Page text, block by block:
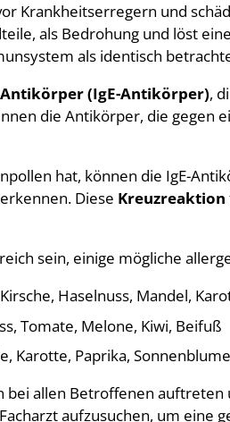
Krankheitserregern und
als Bedrohung und löst
als identisch
(IgE-Antikörper),
die Antikörper, die
hat, können die IgE-
Diese Kreuzreaktion
sein, einige mögliche
Haselnuss, Mandel,
Tomate, Melone, Kiwi, Beifuß
Karotte, Paprika,
bei allen Betroffenen
aufzusuchen, um